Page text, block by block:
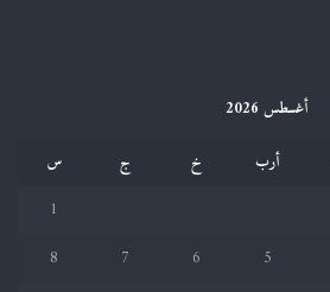
أغسطس 2026
أرب خ ج
س
1
5
6
7
8